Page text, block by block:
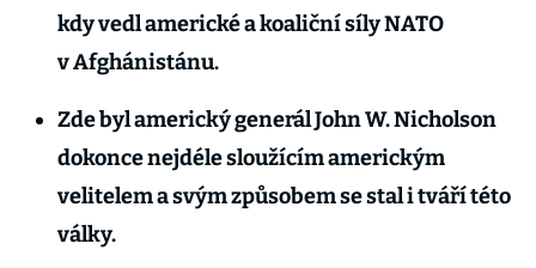
kdy vedl americké a koaliční síly NATO
v Afghánistánu.
Zde byl americký generál John W. Nicholson
dokonce nejdéle sloužícím americkým
velitelem a svým způsobem se stal i tváří této
války.